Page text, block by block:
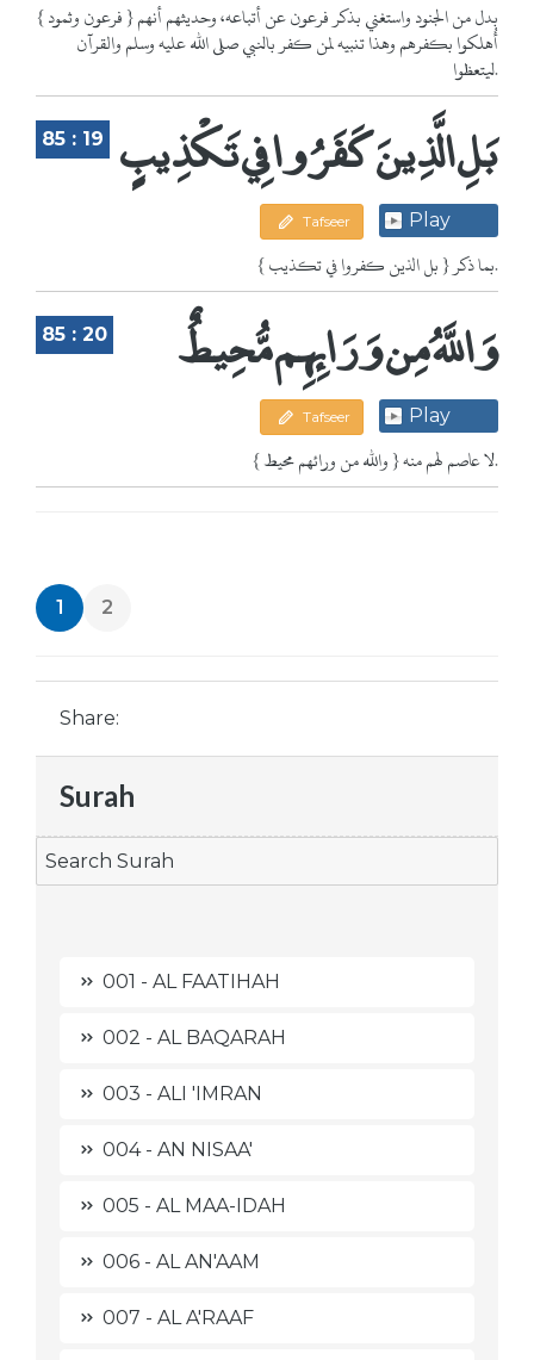
{ فرعون وثمود } بدل من الجنود واستغني بذكر فرعون عن أتباعه، وحديثهم أنهم
أُهلكوا بكفرهم وهذا تنبيه لمن كفر بالنبي صلى الله عليه وسلم والقرآن
ليتعظوا.
85 : 19 بَلِ الَّذِينَ كَفَرُوا فِي تَكْذِيبٍ
Tafseer Play
{ بل الذين كفروا في تكذيب } بما ذكر.
85 : 20 وَاللَّهُ مِن وَرَائِهِم مُّحِيطٌ
Tafseer Play
{ والله من ورائهم محيط } لا عاصم لهم منه.
1 2
Share:
Surah
001 - AL FAATIHAH
002 - AL BAQARAH
003 - ALI 'IMRAN
004 - AN NISAA'
005 - AL MAA-IDAH
006 - AL AN'AAM
007 - AL A'RAAF